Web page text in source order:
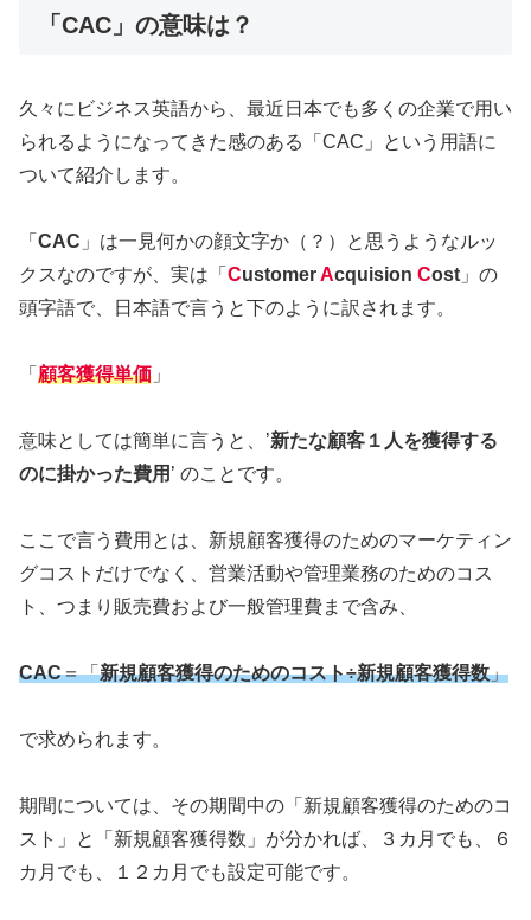
「CAC」の意味は？
久々にビジネス英語から、最近日本でも多くの企業で用い
られるようになってきた感のある「CAC」という用語に
ついて紹介します。
「 CAC 」は一見何かの顔文字か（？）と思うようなルッ
クスなのですが、実は「 CustomerAcquision Cost 」の
頭字語で、日本語で言うと下のように訳されます。
「 顧客獲得単価 」
意味としては簡単に言うと、’新たな顧客１人を獲得する
のに掛かった費用 ’ のことです。
ここで言う費用とは、新規顧客獲得のためのマーケティン
グコストだけでなく、営業活動や管理業務のためのコス
ト、つまり販売費および一般管理費まで含み、
CAC＝「新規顧客獲得のためのコスト÷新規顧客獲得数」
で求められます。
期間については、その期間中の「新規顧客獲得のためのコ
スト」と「新規顧客獲得数」が分かれば、３カ月でも、６
カ月でも、１２カ月でも設定可能です。